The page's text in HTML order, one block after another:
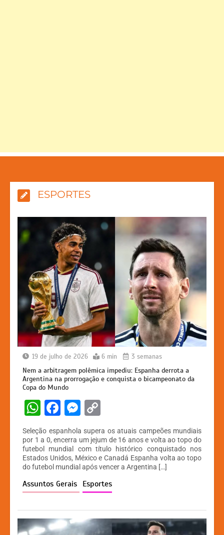
ESPORTES
19 de julho de 2026 6 min 3 semanas
Nem a arbitragem polêmica impediu: Espanha derrota a
Argentina na prorrogação e conquista o bicampeonato da
Copa do Mundo
W
h
at
s
A
p
F
a
c
e
b
o
k
M
s
s
e
n
er
p
y
Li
n
Seleção espanhola supera os atuais campeões mundiais
por 1 a 0, encerra um jejum de 16 anos e volta ao topo do
futebol mundial com título histórico conquistado nos
Estados Unidos, México e Canadá Espanha volta ao topo
do futebol mundial após vencer a Argentina […]
Assuntos Gerais Esportes